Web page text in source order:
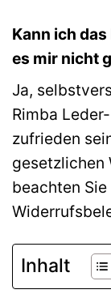
Kann ich
es mir nicht
Ja,
Rimba
zufrieden
gesetzlichen
beachten
Inhalt